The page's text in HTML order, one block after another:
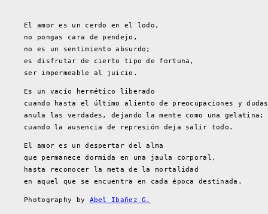
El amor es un cerdo en el lodo,
no pongas cara de pendejo,
no es un sentimiento absurdo;
es disfrutar de cierto tipo de fortuna,
ser impermeable al juicio.
Es un vacío hermético liberado
cuando hasta el último aliento de preocupaciones y dudas
anula las verdades, dejando la mente como una gelatina;
cuando la ausencia de represión deja salir todo.
El amor es un despertar del alma
que permanece dormida en una jaula corporal,
hasta reconocer la meta de la mortalidad
en aquel que se encuentra en cada época destinada.
Photography by Abel Ibañez G.